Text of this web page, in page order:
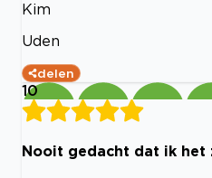
Kim
Uden
delen
10
Nooit gedacht dat ik het